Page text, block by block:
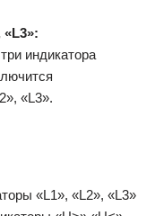
«L3»:
индикатора
«L3».
«L1», «L2», «L3»